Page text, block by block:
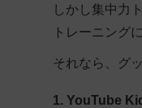
しかし集中力
トレーニング
それなら、グ
1. YouTube